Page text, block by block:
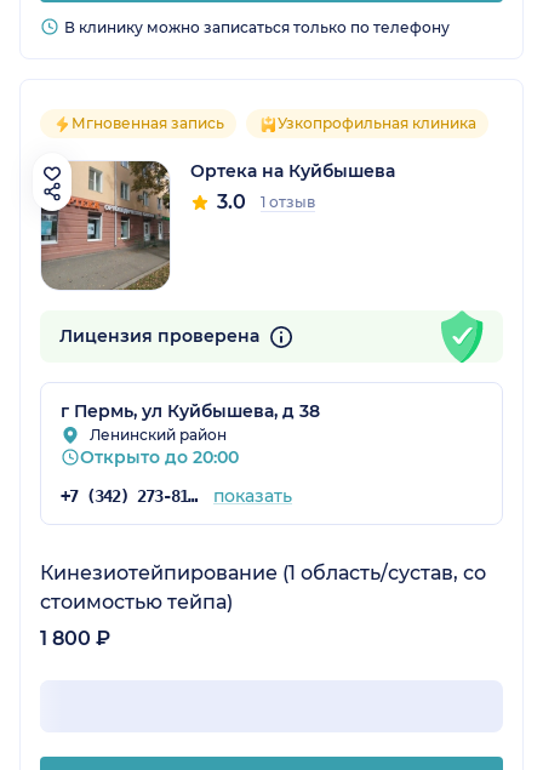
В клинику можно записаться только по телефону
Мгновенная запись Узкопрофильная клиника
Ортека на Куйбышева
3.0 1 отзыв
Лицензия проверена
г Пермь, ул Куйбышева, д 38
Ленинский район
Открыто до 20:00
+7 (342) 273-81-41 показать
Кинезиотейпирование (1 область/сустав, со
стоимостью тейпа)
1 800 ₽